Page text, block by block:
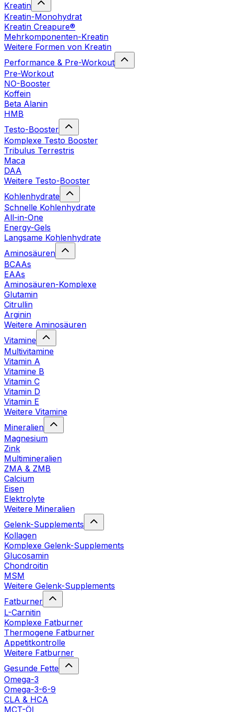
Kreatin
Kreatin-Monohydrat
Kreatin Creapure®
Mehrkomponenten-Kreatin
Weitere Formen von Kreatin
Performance & Pre-Workout
Pre-Workout
NO-Booster
Koffein
Beta Alanin
HMB
Testo-Booster
Komplexe Testo Booster
Tribulus Terrestris
Maca
DAA
Weitere Testo-Booster
Kohlenhydrate
Schnelle Kohlenhydrate
All-in-One
Energy-Gels
Langsame Kohlenhydrate
Aminosäuren
BCAAs
EAAs
Aminosäuren-Komplexe
Glutamin
Citrullin
Arginin
Weitere Aminosäuren
Vitamine
Multivitamine
Vitamin A
Vitamine B
Vitamin C
Vitamin D
Vitamin E
Weitere Vitamine
Mineralien
Magnesium
Zink
Multimineralien
ZMA & ZMB
Calcium
Eisen
Elektrolyte
Weitere Mineralien
Gelenk-Supplements
Kollagen
Komplexe Gelenk-Supplements
Glucosamin
Chondroitin
MSM
Weitere Gelenk-Supplements
Fatburner
L-Carnitin
Komplexe Fatburner
Thermogene Fatburner
Appetitkontrolle
Weitere Fatburner
Gesunde Fette
Omega-3
Omega-3-6-9
CLA & HCA
MCT-Öl